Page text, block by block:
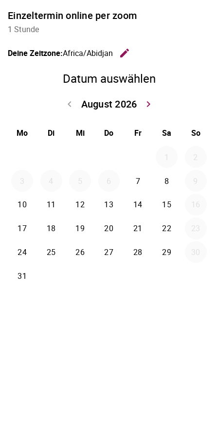
Einzeltermin online per zoom
1 Stunde
Deine Zeitzone:Africa/Abidjan
edit
Datum auswählen
August 2026
keyboard_arrow_left
keyboard_arrow_right
Mo Di Mi Do Fr Sa So
1 2
3 4 5 6 7 8 9
10 11 12 13 14 15 16
17 18 19 20 21 22 23
24 25 26 27 28 29 30
31